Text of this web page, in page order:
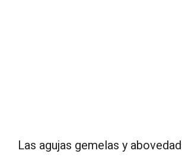
Las agujas gemelas y